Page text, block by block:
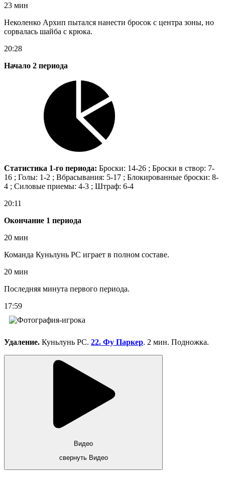
23 мин
Неколенко Архип пытался нанести бросок с центра зоны, но
сорвалась шайба с крюка.
20:28
Начало 2 периода
Статистика 1-го периода: Броски: 14-26 ; Броски в створ: 7-
16 ; Голы: 1-2 ; Вбрасывания: 5-17 ; Блокированные броски: 8-
4 ; Силовые приемы: 4-3 ; Штраф: 6-4
20:11
Окончание 1 периода
20 мин
Команда Куньлунь РС играет в полном составе.
20 мин
Последняя минута первого периода.
17:59
Удаление. Куньлунь РС. 22. Фу Паркер. 2 мин. Подножка.
Видео
свернуть Видео